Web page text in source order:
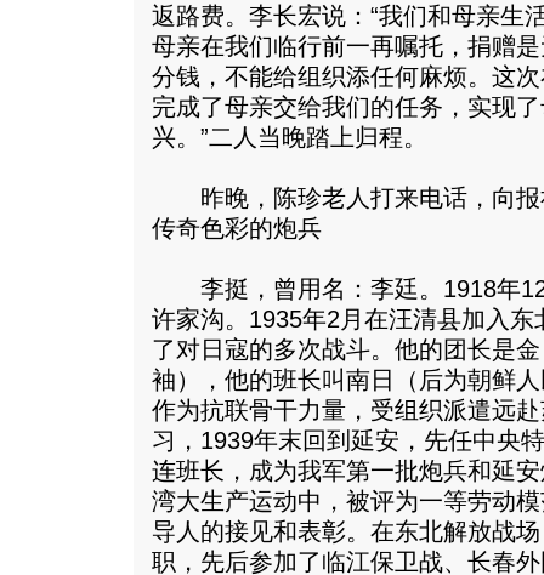
返路费。李长宏说：“我们和母亲生
母亲在我们临行前一再嘱托，捐赠
分钱，不能给组织添任何麻烦。这
完成了母亲交给我们的任务，实现
兴。”二人当晚踏上归程。
昨晚，陈珍老人打来电话，向报
传奇色彩的炮兵
李挺，曾用名：李廷。1918年12
许家沟。1935年2月在汪清县加入
了对日寇的多次战斗。他的团长是
袖），他的班长叫南日（后为朝鲜
作为抗联骨干力量，受组织派遣远
习，1939年末回到延安，先任中央
连班长，成为我军第一批炮兵和延
湾大生产运动中，被评为一等劳动
导人的接见和表彰。在东北解放战
职，先后参加了临江保卫战、长春